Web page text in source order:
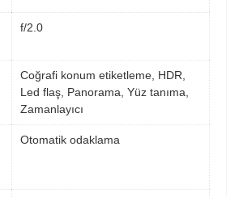
f/2.0
Coğrafi konum etiketleme, HDR,
Led flaş, Panorama, Yüz tanıma,
Zamanlayıcı
Otomatik odaklama